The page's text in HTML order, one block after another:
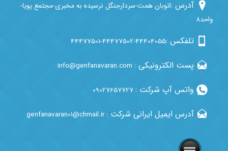
آدرس :اتوبان همت-سردارجنگل نرسیده به مخبری-مجتمع پویا-
واحد8
تلفکس :44477501-44477502-44404055
پست الکترونیکی :info@genfanavaran.com
واتس آپ شرکت :09027657727
آدرس ایمیل ایرانی شرکت :genfanavaran01@chmail.ir